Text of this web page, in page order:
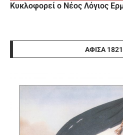
Κυκλοφορεί ο Νέος Λόγιος
ΑΦΊΣΑ